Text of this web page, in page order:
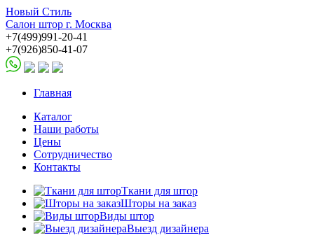
Новый Стиль
Салон штор г. Москва
+7(499)991-20-41
+7(926)850-41-07
Главная
Каталог
Наши работы
Цены
Сотрудничество
Контакты
Ткани для штор
Шторы на заказ
Виды штор
Выезд дизайнера